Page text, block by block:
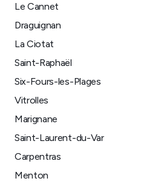
Le Cannet
Draguignan
La Ciotat
Saint-Raphaël
Six-Fours-les-Plages
Vitrolles
Marignane
Saint-Laurent-du-Var
Carpentras
Menton